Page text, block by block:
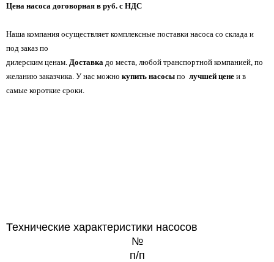
Цена насоса договорная в руб. с НДС
Наша компания осуществляет комплексные поставки насоса со склада и
под заказ по
дилерским ценам. Доставка до места, любой транспортной компанией, по
желанию заказчика. У нас можно купить насосы по лучшей цене и в
самые короткие сроки.
Технические характеристики насосов
№
п/п